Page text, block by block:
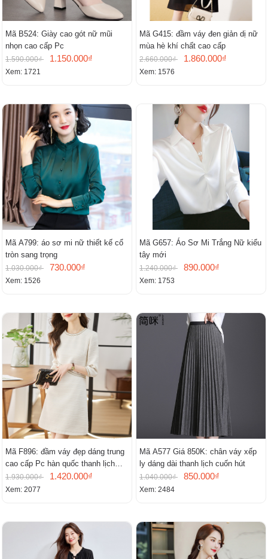
Mã B524: Giày cao gót nữ mũi
nhọn cao cấp Pc
1.590.000₫ 1.150.000₫
Xem: 1721
Mã G415: đầm váy đen giản dị nữ
mùa hè khí chất cao cấp
2.660.000₫ 1.860.000₫
Xem: 1576
Mã A799: áo sơ mi nữ thiết kế cổ
tròn sang trọng
1.030.000₫ 730.000₫
Xem: 1526
Mã G657: Áo Sơ Mi Trắng Nữ kiểu
tây mới
1.240.000₫ 890.000₫
Xem: 1753
Mã F896: đầm váy đẹp dáng trung
cao cấp Pc hàn quốc thanh lịch
mới
1.930.000₫ 1.420.000₫
Xem: 2077
Mã A577 Giá 850K: chân váy xếp
ly dáng dài thanh lịch cuốn hút
1.040.000₫ 850.000₫
Xem: 2484